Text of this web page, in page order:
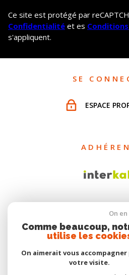
Ce site est protégé par
Confidentialité et es
s'appliquent.
SE
ESPACE
On
Comme beaucoup,
utilise les
On aimerait vous
votre visite.